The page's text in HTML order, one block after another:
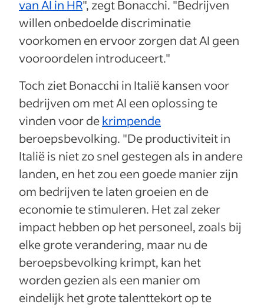
van AI in HR", zegt Bonacchi. "Bedrijven
willen onbedoelde discriminatie
voorkomen en ervoor zorgen dat AI geen
vooroordelen introduceert."
Toch ziet Bonacchi in Italië kansen voor
bedrijven om met AI een oplossing te
vinden voor dekrimpende
beroepsbevolking. "De productiviteit in
Italië is niet zo snel gestegen als in andere
landen, en het zou een goede manier zijn
om bedrijven te laten groeien en de
economie te stimuleren. Het zal zeker
impact hebben op het personeel, zoals bij
elke grote verandering, maar nu de
beroepsbevolking krimpt, kan het
worden gezien als een manier om
eindelijk het grote talenttekort op te